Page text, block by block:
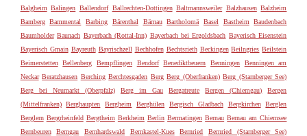
Balgheim Balingen Ballendorf Ballrechten-Dottingen Baltmannsweiler Balzhausen Balzheim
Bamberg
Bammental Barbing Bärenthal Bärnau Bartholomä Basel Bastheim
Baudenbach
Baumholder Baunach Bayerbach (Rottal-Inn) Bayerbach bei Ergoldsbach Bayerisch Eisenstein
Bayerisch Gmain Bayreuth Bayrischzell Bechhofen Bechtsrieth Beckingen Beilngries Beilstein
Beimerstetten
Bellenberg Bempflingen Bendorf Benediktbeuern Benningen
Benningen am
Neckar Beratzhausen Berching Berchtesgaden Berg Berg (Oberfranken) Berg (Starnberger See)
Berg bei Neumarkt (Oberpfalz)
Berg im Gau Bergatreute Bergen (Chiemgau)
Bergen
(Mittelfranken)
Berghaupten Bergheim Berghülen Bergisch Gladbach Bergkirchen
Berglen
Berglern Bergrheinfeld Bergtheim Berkheim Berlin Bermatingen Bernau Bernau am Chiemsee
Bernbeuren
Berngau Bernhardswald Bernkastel-Kues Bernried
Bernried (Starnberger See)